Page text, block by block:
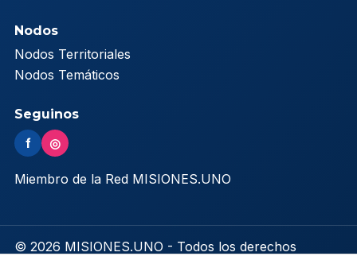
Nodos
Nodos Territoriales
Nodos Temáticos
Seguinos
f ◎
Miembro de la Red MISIONES.UNO
© 2026 MISIONES.UNO - Todos los derechos